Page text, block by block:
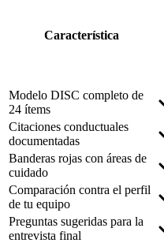
Característica
Modelo DISC completo de
24 ítems
Citaciones conductuales
documentadas
Banderas rojas con áreas de
cuidado
Comparación contra el perfil
de tu equipo
Preguntas sugeridas para la
entrevista final